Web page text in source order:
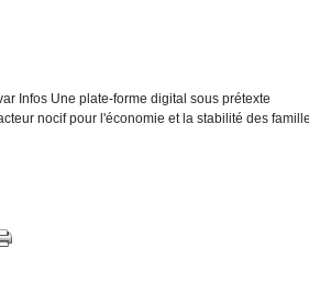
Infos Une plate-forme digital sous prétexte
nocif pour l'économie et la stabilité des